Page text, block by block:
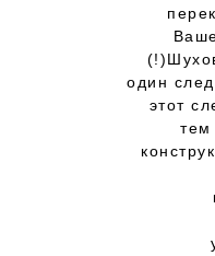
один
этот
тем